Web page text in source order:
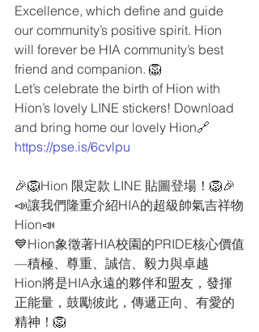
Excellence, which define and guide
our community’s positive spirit. Hion
will forever be HIA community’s best
friend and companion. 🦁
Let’s celebrate the birth of Hion with
Hion’s lovely LINE stickers! Download
and bring home our lovely Hion🔗
https://pse.is/6cvlpu
🎉🦁Hion 限定款 LINE 貼圖登場！🦁🎉
📣讓我們隆重介紹HIA的超級帥氣吉祥物
Hion📣
💙Hion象徵著HIA校園的PRIDE核心價值
—積極、尊重、誠信、毅力與卓越
Hion將是HIA永遠的夥伴和盟友，發揮
正能量，鼓勵彼此，傳遞正向、有愛的
精神！🦁